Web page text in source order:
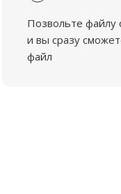
Позвольте файлу
и вы сразу
файл